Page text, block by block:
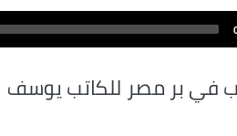
في بر مصر للكاتب يوسف